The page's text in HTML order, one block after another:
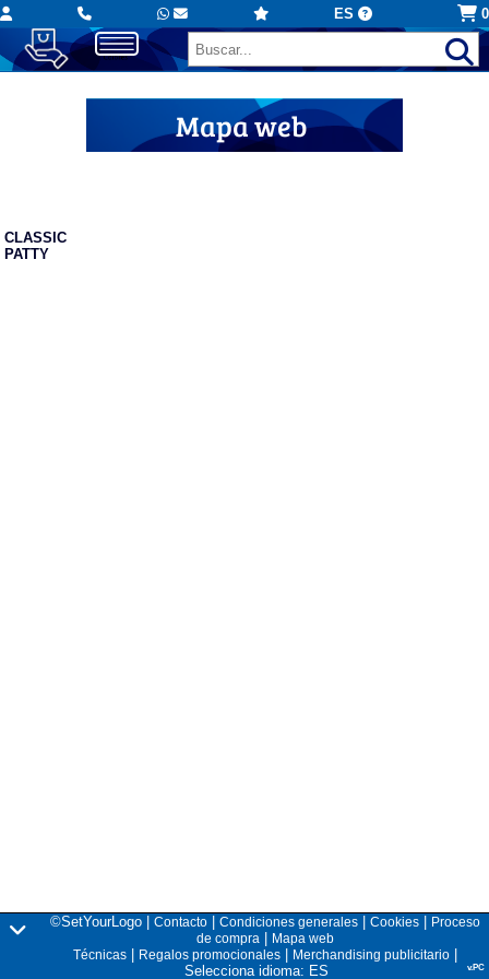
ES 0
Mapa web
CLASSIC
PATTY
©SetYourLogo | Contacto| Condiciones generales| Cookies|
Proceso
de compra|
Mapa web
Técnicas| Regalos promocionales| Merchandising publicitario|
Selecciona idioma: ES
v.PC